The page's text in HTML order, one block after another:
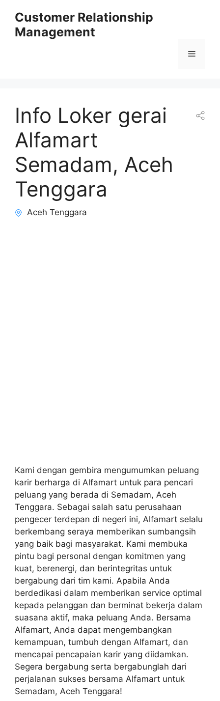
content
Customer Relationship
Management
Menu
Info Loker gerai
Alfamart
Semadam, Aceh
Tenggara
Aceh Tenggara
Kami dengan gembira mengumumkan peluang
karir berharga di Alfamart untuk para pencari
peluang yang berada di Semadam, Aceh
Tenggara. Sebagai salah satu perusahaan
pengecer terdepan di negeri ini, Alfamart selalu
berkembang seraya memberikan sumbangsih
yang baik bagi masyarakat. Kami membuka
pintu bagi personal dengan komitmen yang
kuat, berenergi, dan berintegritas untuk
bergabung dari tim kami. Apabila Anda
berdedikasi dalam memberikan service optimal
kepada pelanggan dan berminat bekerja dalam
suasana aktif, maka peluang Anda. Bersama
Alfamart, Anda dapat mengembangkan
kemampuan, tumbuh dengan Alfamart, dan
mencapai pencapaian karir yang diidamkan.
Segera bergabung serta bergabunglah dari
perjalanan sukses bersama Alfamart untuk
Semadam, Aceh Tenggara!